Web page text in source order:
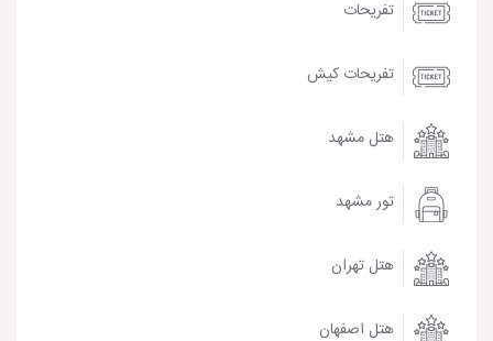
تفریحات
تفریحات کیش
هتل مشهد
تور مشهد
هتل تهران
هتل اصفهان